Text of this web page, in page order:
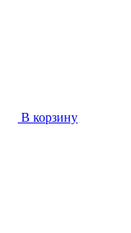
В корзину